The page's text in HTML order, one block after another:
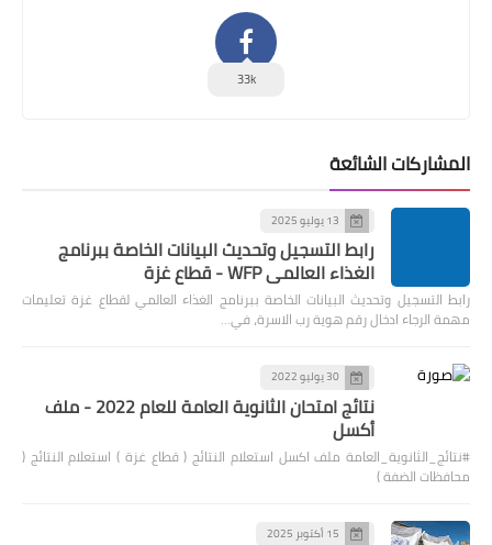
33k
المشاركات الشائعة
13 يوليو 2025
رابط التسجيل وتحديث البيانات الخاصة ببرنامج
الغذاء العالمي WFP - قطاع غزة
رابط التسجيل وتحديث البيانات الخاصة ببرنامج الغذاء العالمي لقطاع غزة تعليمات
مهمة الرجاء ادخال رقم هوية رب الاسرة، في…
30 يوليو 2022
نتائج امتحان الثانوية العامة للعام 2022 - ملف
أكسل
#نتائج_الثانوية_العامة ملف اكسل استعلام النتائج ( قطاع غزة ) استعلام النتائج (
محافظات الضفة )
15 أكتوبر 2025